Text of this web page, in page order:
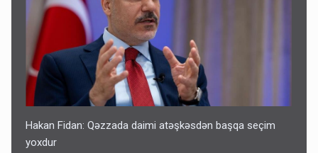
Hakan Fidan: Qəzzada daimi atəşkəsdən başqa seçim
yoxdur